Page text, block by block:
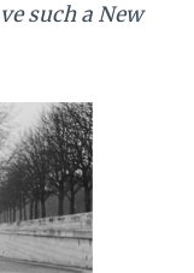
such a New